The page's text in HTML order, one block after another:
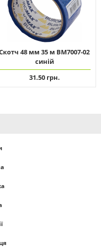
48 мм 35 м ВМ7007-02
синій
31.50 грн.